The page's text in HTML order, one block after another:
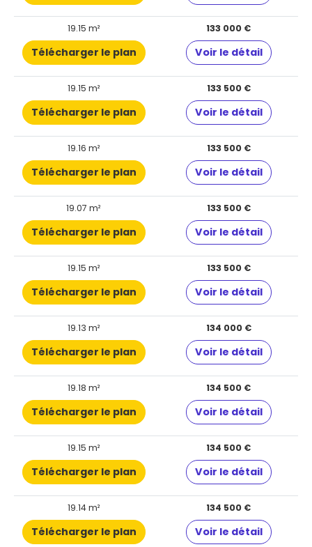
19.15 m² 133 000 €
Télécharger le plan Voir le détail
19.15 m² 133 500 €
Télécharger le plan Voir le détail
19.16 m² 133 500 €
Télécharger le plan Voir le détail
19.07 m² 133 500 €
Télécharger le plan Voir le détail
19.15 m² 133 500 €
Télécharger le plan Voir le détail
19.13 m² 134 000 €
Télécharger le plan Voir le détail
19.18 m² 134 500 €
Télécharger le plan Voir le détail
19.15 m² 134 500 €
Télécharger le plan Voir le détail
19.14 m² 134 500 €
Télécharger le plan Voir le détail